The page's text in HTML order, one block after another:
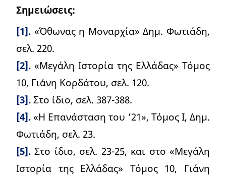
Σημειώσεις:
[1]. «Όθωνας η Μοναρχία» Δημ. Φωτιάδη,
σελ. 220.
[2]. «Μεγάλη Ιστορία της Ελλάδας» Τόμος
10, Γιάνη Κορδάτου, σελ. 120.
[3].Στο ίδιο, σελ. 387-388.
[4]. «Η Επανάσταση του ’21», Τόμος Ι, Δημ.
Φωτιάδη, σελ. 23.
[5]. Στο ίδιο, σελ. 23-25, και στο «Μεγάλη
Ιστορία της Ελλάδας» Τόμος 10, Γιάνη